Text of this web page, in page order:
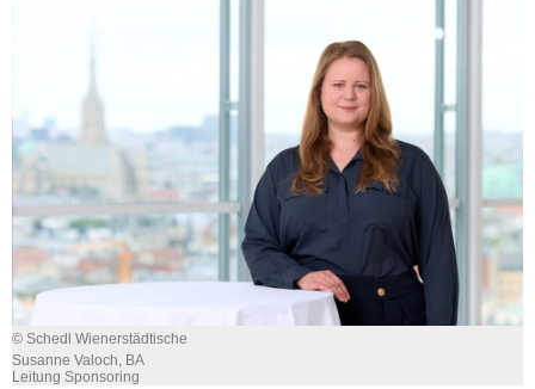
© Schedl Wienerstädtische
Susanne Valoch, BA
Leitung Sponsoring